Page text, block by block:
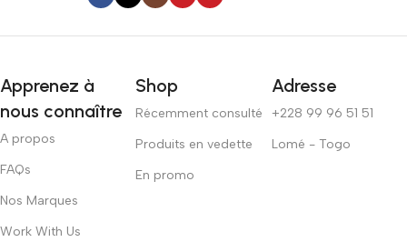
Apprenez à
nous connaître
A propos
FAQs
Nos Marques
Work With Us
Shop
Récemment consulté
Produits en vedette
En promo
Adresse
+228 99 96 51 51
Lomé - Togo